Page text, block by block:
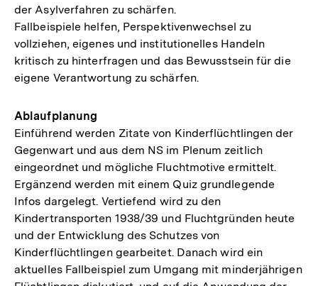
der Asylverfahren zu schärfen.
Fallbeispiele helfen, Perspektivenwechsel zu
vollziehen, eigenes und institutionelles Handeln
kritisch zu hinterfragen und das Bewusstsein für die
eigene Verantwortung zu schärfen.
Ablaufplanung
Einführend werden Zitate von Kinderflüchtlingen der
Gegenwart und aus dem NS im Plenum zeitlich
eingeordnet und mögliche Fluchtmotive ermittelt.
Ergänzend werden mit einem Quiz grundlegende
Infos dargelegt. Vertiefend wird zu den
Kindertransporten 1938/39 und Fluchtgründen heute
und der Entwicklung des Schutzes von
Kinderflüchtlingen gearbeitet. Danach wird ein
aktuelles Fallbeispiel zum Umgang mit minderjährigen